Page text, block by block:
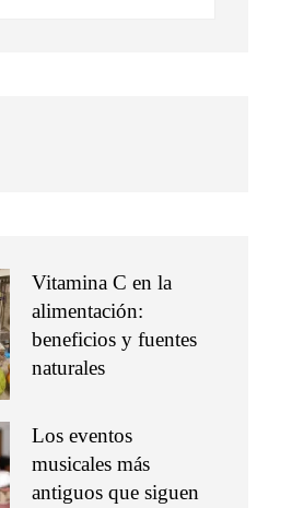
Vitamina C en la
alimentación:
beneficios y fuentes
naturales
Los eventos
musicales más
antiguos que siguen